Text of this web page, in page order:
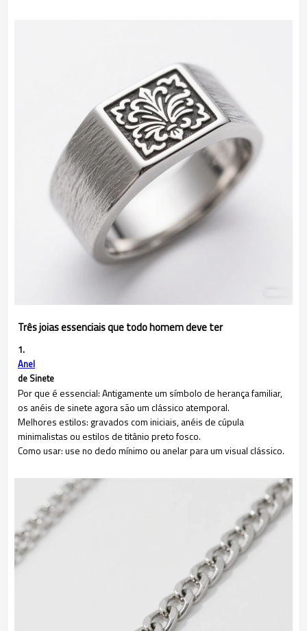
Três joias essenciais que todo homem deve ter
1.
Anel
de Sinete
Por que é essencial: Antigamente um símbolo de herança familiar,
os anéis de sinete agora são um clássico atemporal.
Melhores estilos: gravados com iniciais, anéis de cúpula
minimalistas ou estilos de titânio preto fosco.
Como usar: use no dedo mínimo ou anelar para um visual clássico.